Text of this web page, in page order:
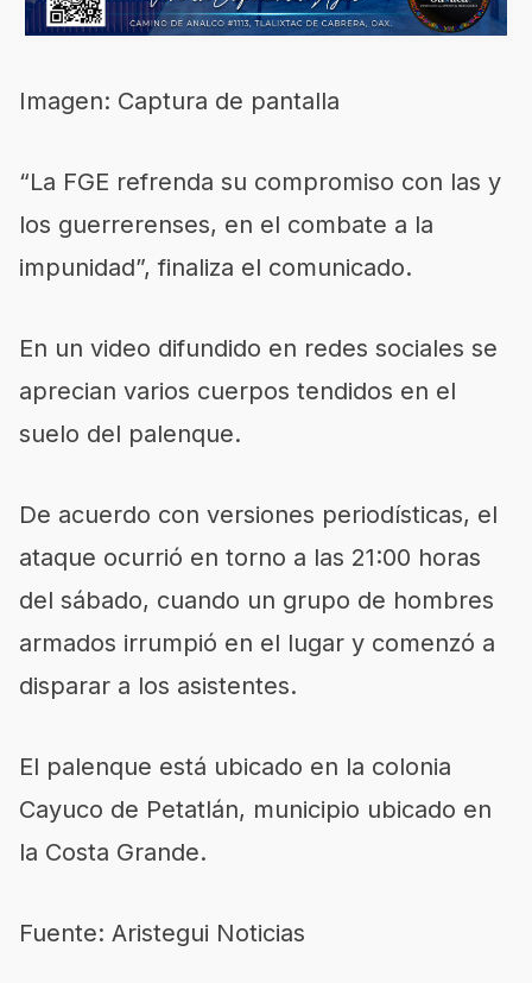
Imagen: Captura de pantalla
“La FGE refrenda su compromiso con las y
los guerrerenses, en el combate a la
impunidad”, finaliza el comunicado.
En un video difundido en redes sociales se
aprecian varios cuerpos tendidos en el
suelo del palenque.
De acuerdo con versiones periodísticas, el
ataque ocurrió en torno a las 21:00 horas
del sábado, cuando un grupo de hombres
armados irrumpió en el lugar y comenzó a
disparar a los asistentes.
El palenque está ubicado en la colonia
Cayuco de Petatlán, municipio ubicado en
la Costa Grande.
Fuente: Aristegui Noticias